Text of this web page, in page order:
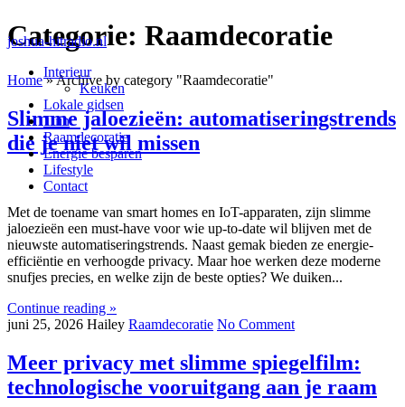
joshua-hitradio.nl
Interieur
Keuken
Lokale gidsen
Tuin
Raamdecoratie
Energie besparen
Lifestyle
Contact
Categorie: Raamdecoratie
Home»Archive by category "Raamdecoratie"
Slimme jaloezieën: automatiseringstrends
die je niet wil missen
Met de toename van smart homes en IoT-apparaten, zijn slimme
jaloezieën een must-have voor wie up-to-date wil blijven met de
nieuwste automatiseringstrends. Naast gemak bieden ze energie-
efficiëntie en verhoogde privacy. Maar hoe werken deze moderne
snufjes precies, en welke zijn de beste opties? We duiken...
Continue reading »
juni 25, 2026 Hailey Raamdecoratie No Comment
Meer privacy met slimme spiegelfilm:
technologische vooruitgang aan je raam